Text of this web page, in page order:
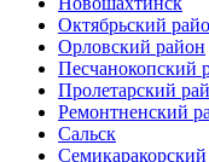
Октябрьский
Орловский район
Песчанокопский
Пролетарский
Ремонтненский
Сальск